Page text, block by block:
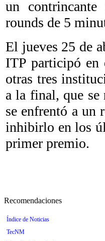
un
rounds de 5
El jueves 25 de
ITP participó en
otras tres
a la final, que
se enfrentó a un
inhibirlo en los
primer premio.
Recomendaciones
Índice de Noticias
TecNM